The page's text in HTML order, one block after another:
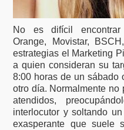
No es difícil encontrar
Orange, Movistar,
estrategias el Marketing
a quien consideran su
8:00 horas de un sábado
otro día. Normalmente no
atendidos,
interlocutor y soltando
exasperante que suele